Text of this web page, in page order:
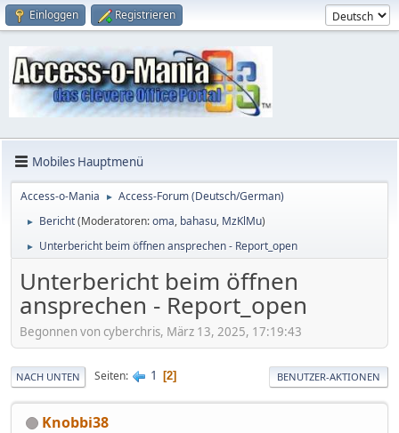
Einloggen Registrieren
Mobiles Hauptmenü
Access-o-Mania ► Access-Forum (Deutsch/German)
► Bericht(Moderatoren:oma, bahasu, MzKlMu)
► Unterbericht beim öffnen ansprechen - Report_open
Unterbericht beim öffnen
ansprechen - Report_open
Begonnen von cyberchris, März 13, 2025, 17:19:43
NACH UNTEN Seiten 1 2 BENUTZER-AKTIONEN
Knobbi38